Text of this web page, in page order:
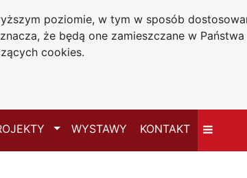
poziomie, w tym w sposób
że będą one zamieszczane w Państwa
cookies.
Deklaracja
Przełącz
WYSTAWY KONTAKT